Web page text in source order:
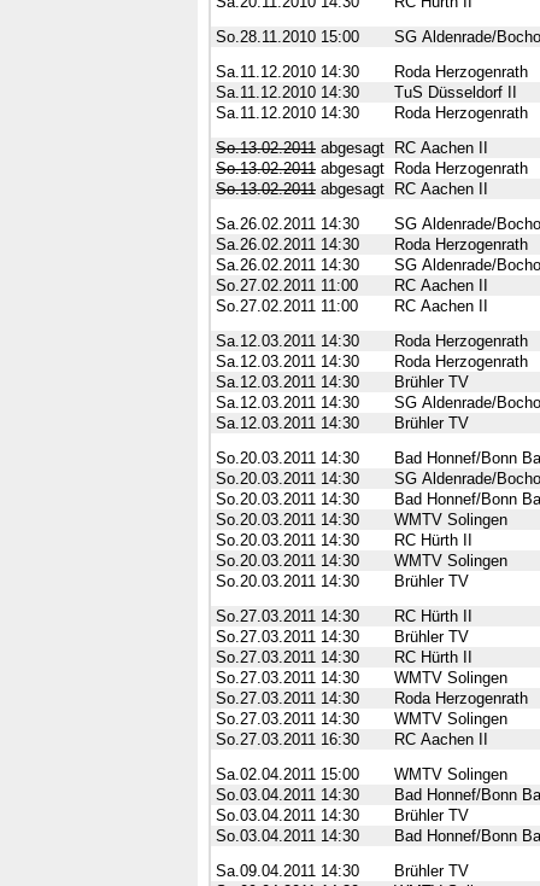
So.28.11.2010 15:00
SG Aldenrade/
Sa.11.12.2010 14:30
Roda Herzogenrath
Sa.11.12.2010 14:30
TuS Düsseldorf II
Sa.11.12.2010 14:30
Roda Herzogenrath
So.13.02.2011 abgesagt
RC Aachen II
So.13.02.2011 abgesagt
Roda Herzogenrath
So.13.02.2011 abgesagt
RC Aachen II
Sa.26.02.2011 14:30
SG Aldenrade/
Sa.26.02.2011 14:30
Roda Herzogenrath
Sa.26.02.2011 14:30
SG Aldenrade/
So.27.02.2011 11:00
RC Aachen II
So.27.02.2011 11:00
RC Aachen II
Sa.12.03.2011 14:30
Roda Herzogenrath
Sa.12.03.2011 14:30
Roda Herzogenrath
Sa.12.03.2011 14:30
Brühler TV
Sa.12.03.2011 14:30
SG Aldenrade/
Sa.12.03.2011 14:30
Brühler TV
So.20.03.2011 14:30
Bad Honnef/Bonn
So.20.03.2011 14:30
SG Aldenrade/
So.20.03.2011 14:30
Bad Honnef/Bonn
So.20.03.2011 14:30
WMTV Solingen
So.20.03.2011 14:30
RC Hürth II
So.20.03.2011 14:30
WMTV Solingen
So.20.03.2011 14:30
Brühler TV
So.27.03.2011 14:30
RC Hürth II
So.27.03.2011 14:30
Brühler TV
So.27.03.2011 14:30
RC Hürth II
So.27.03.2011 14:30
WMTV Solingen
So.27.03.2011 14:30
Roda Herzogenrath
So.27.03.2011 14:30
WMTV Solingen
So.27.03.2011 16:30
RC Aachen II
Sa.02.04.2011 15:00
WMTV Solingen
So.03.04.2011 14:30
Bad Honnef/Bonn
So.03.04.2011 14:30
Brühler TV
So.03.04.2011 14:30
Bad Honnef/Bonn
Sa.09.04.2011 14:30
Brühler TV